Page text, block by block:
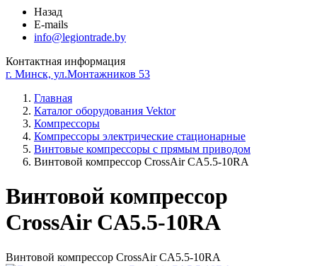
Назад
E-mails
info@legiontrade.by
Контактная информация
г. Минск, ул.Монтажников 53
Главная
Каталог оборудования Vektor
Компрессоры
Компрессоры электрические стационарные
Винтовые компрессоры с прямым приводом
Винтовой компрессор CrossAir CA5.5-10RA
Винтовой компрессор
CrossAir CA5.5-10RA
Винтовой компрессор CrossAir CA5.5-10RA